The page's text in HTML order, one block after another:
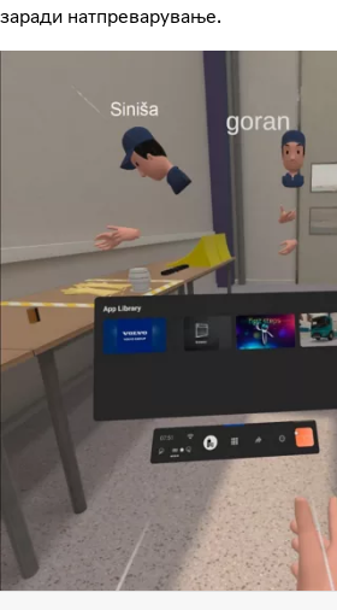
заради натпреварување.